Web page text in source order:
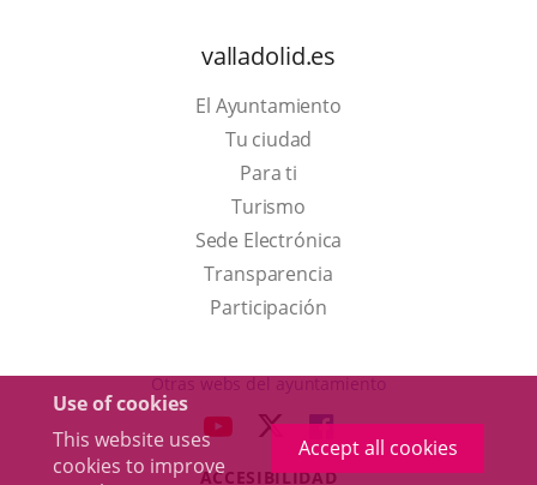
Use of cookies
This website uses
cookies to improve
Accept all cookies
valladolid.es
El Ayuntamiento
Tu ciudad
Para ti
TurismoThis
link
will
open
a
up
window.
Sede Electrónica
Transparencia
Participación
Otras webs del ayuntamiento
LINK LINK
TO
LINK
TO
ACCESIBILIDAD